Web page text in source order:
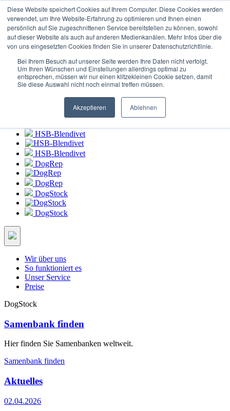
Diese Website speichert Cookies auf Ihrem Computer. Diese Cookies werden
verwendet, um Ihre Website-Erfahrung zu optimieren und Ihnen einen
persönlich auf Sie zugeschnittenen Service bereitstellen zu können, sowohl
auf dieser Website als auch auf anderen Medienkanälen. Mehr Infos über die
von uns eingesetzten Cookies finden Sie in unserer Datenschutzrichtlinie.
Bei Ihrem Besuch auf unserer Seite werden Ihre Daten nicht verfolgt.
Um Ihren Wünschen und Einstellungen allerdings optimal zu
entsprechen, müssen wir nur einen klitzekleinen Cookie setzen, damit
Sie diese Auswahl nicht noch einmal treffen müssen.
Akzeptieren Ablehnen
Login zumHSB-Blendivet Portal
HSB-Blendivet
DogRep
DogRep
DogStock
DogStock
HSB-Blendivet
HSB-Blendivet
DogRep
DogRep
DogStock
DogStock
Wir über uns
So funktioniert es
Unser Service
Preise
DogStock
Samenbank finden
Hier finden Sie Samenbanken weltweit.
Samenbank finden
Aktuelles
02.04.2026